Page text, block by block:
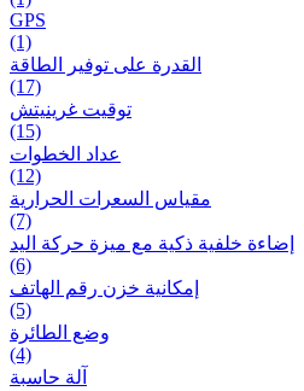
GPS
(1)
القدرة على توفير الطاقة
(17)
توقيت غرينيتش
(15)
عداد الخطوات
(12)
مقیاس السعرات الحرارية
(7)
إضاءة خلفية ذكية مع ميزة حرکة اليد
(6)
إمكانية خزن رقم الهاتف
(5)
وضع الطائرة
(4)
آلة حاسبة